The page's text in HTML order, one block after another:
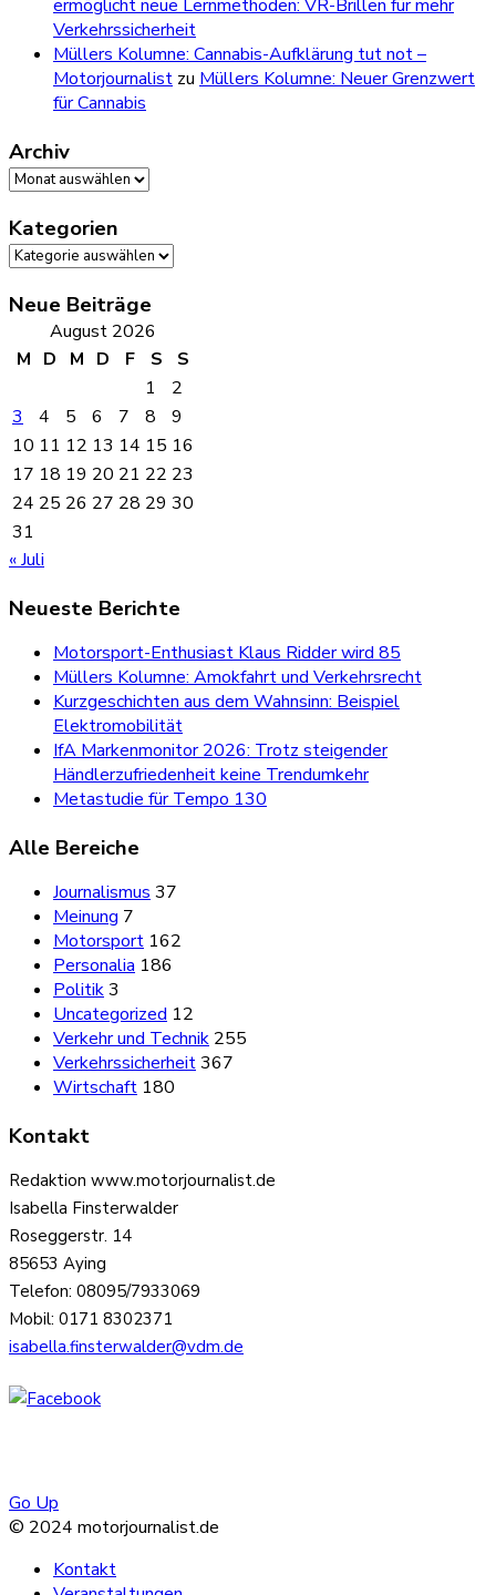
ermöglicht neue Lernmethoden: VR-Brillen für mehr
Verkehrssicherheit
Müllers Kolumne: Cannabis-Aufklärung tut not –
Motorjournalist zu Müllers Kolumne: Neuer Grenzwert
für Cannabis
Archiv
Archiv
Kategorien
Kategorien
Neue Beiträge
August 2026
M D M D F S
S
1
2
3
4 5 6 7 8
9
10 11 12 13 14 15 16
17 18 19 20 21 22 23
24 25 26 27 28 29 30
31
« Juli
Neueste Berichte
Motorsport-Enthusiast Klaus Ridder wird 85
Müllers Kolumne: Amokfahrt und Verkehrsrecht
Kurzgeschichten aus dem Wahnsinn: Beispiel
Elektromobilität
IfA Markenmonitor 2026: Trotz steigender
Händlerzufriedenheit keine Trendumkehr
Metastudie für Tempo 130
Alle Bereiche
Journalismus 37
Meinung 7
Motorsport 162
Personalia 186
Politik3
Uncategorized 12
Verkehr und Technik 255
Verkehrssicherheit367
Wirtschaft 180
Kontakt
Redaktion www.motorjournalist.de
Isabella Finsterwalder
Roseggerstr. 14
85653 Aying
Telefon: 08095/7933069
Mobil: 0171 8302371
isabella.finsterwalder@vdm.de
Go Up
© 2024 motorjournalist.de
Kontakt